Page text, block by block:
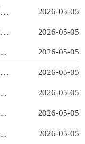
2026-05-05
2026-05-05
2026-05-05
2026-05-05
2026-05-05
2026-05-05
2026-05-05